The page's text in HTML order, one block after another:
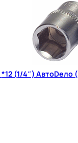
головка торцевая *12 (1/4″)